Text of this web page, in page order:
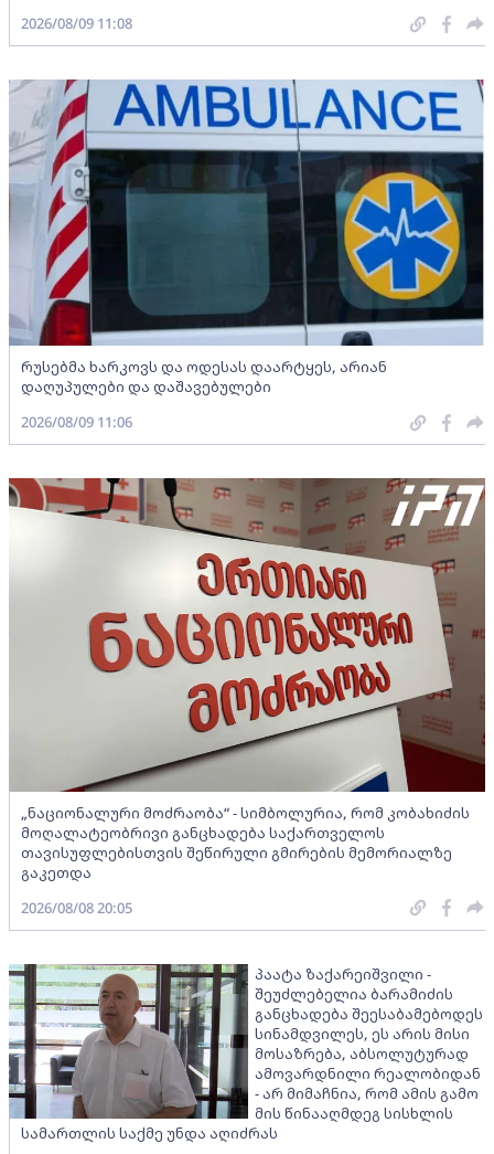
2026/08/09 11:08
რუსებმა ხარკოვს და ოდესას დაარტყეს, არიან
დაღუპულები და დაშავებულები
2026/08/09 11:06
„ნაციონალური მოძრაობა“ - სიმბოლურია, რომ კობახიძის
მოღალატეობრივი განცხადება საქართველოს
თავისუფლებისთვის შეწირული გმირების მემორიალზე
გაკეთდა
2026/08/08 20:05
პაატა ზაქარეიშვილი -
შეუძლებელია ბარამიძის
განცხადება შეესაბამებოდეს
სინამდვილეს, ეს არის მისი
მოსაზრება, აბსოლუტურად
ამოვარდნილი რეალობიდან
- არ მიმაჩნია, რომ ამის გამო
მის წინააღმდეგ სისხლის
სამართლის საქმე უნდა აღიძრას